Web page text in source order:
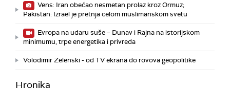
Vens: Iran obećao nesmetan prolaz kroz Ormuz;
Pakistan: Izrael je pretnja celom muslimanskom svetu
Evropa na udaru suše – Dunav i Rajna na istorijskom
minimumu, trpe energetika i privreda
Volodimir Zelenski - od TV ekrana do rovova geopolitike
Hronika